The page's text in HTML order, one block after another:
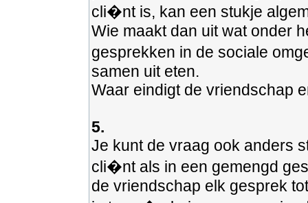
cli�nt is, kan een stukje
Wie maakt dan uit wat onder
gesprekken in de sociale
samen uit eten.
Waar eindigt de vriendschap
5.
Je kunt de vraag ook anders
cli�nt als in een gemengd
de vriendschap elk gesprek